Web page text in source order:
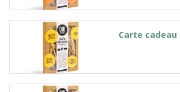
Carte cadeau